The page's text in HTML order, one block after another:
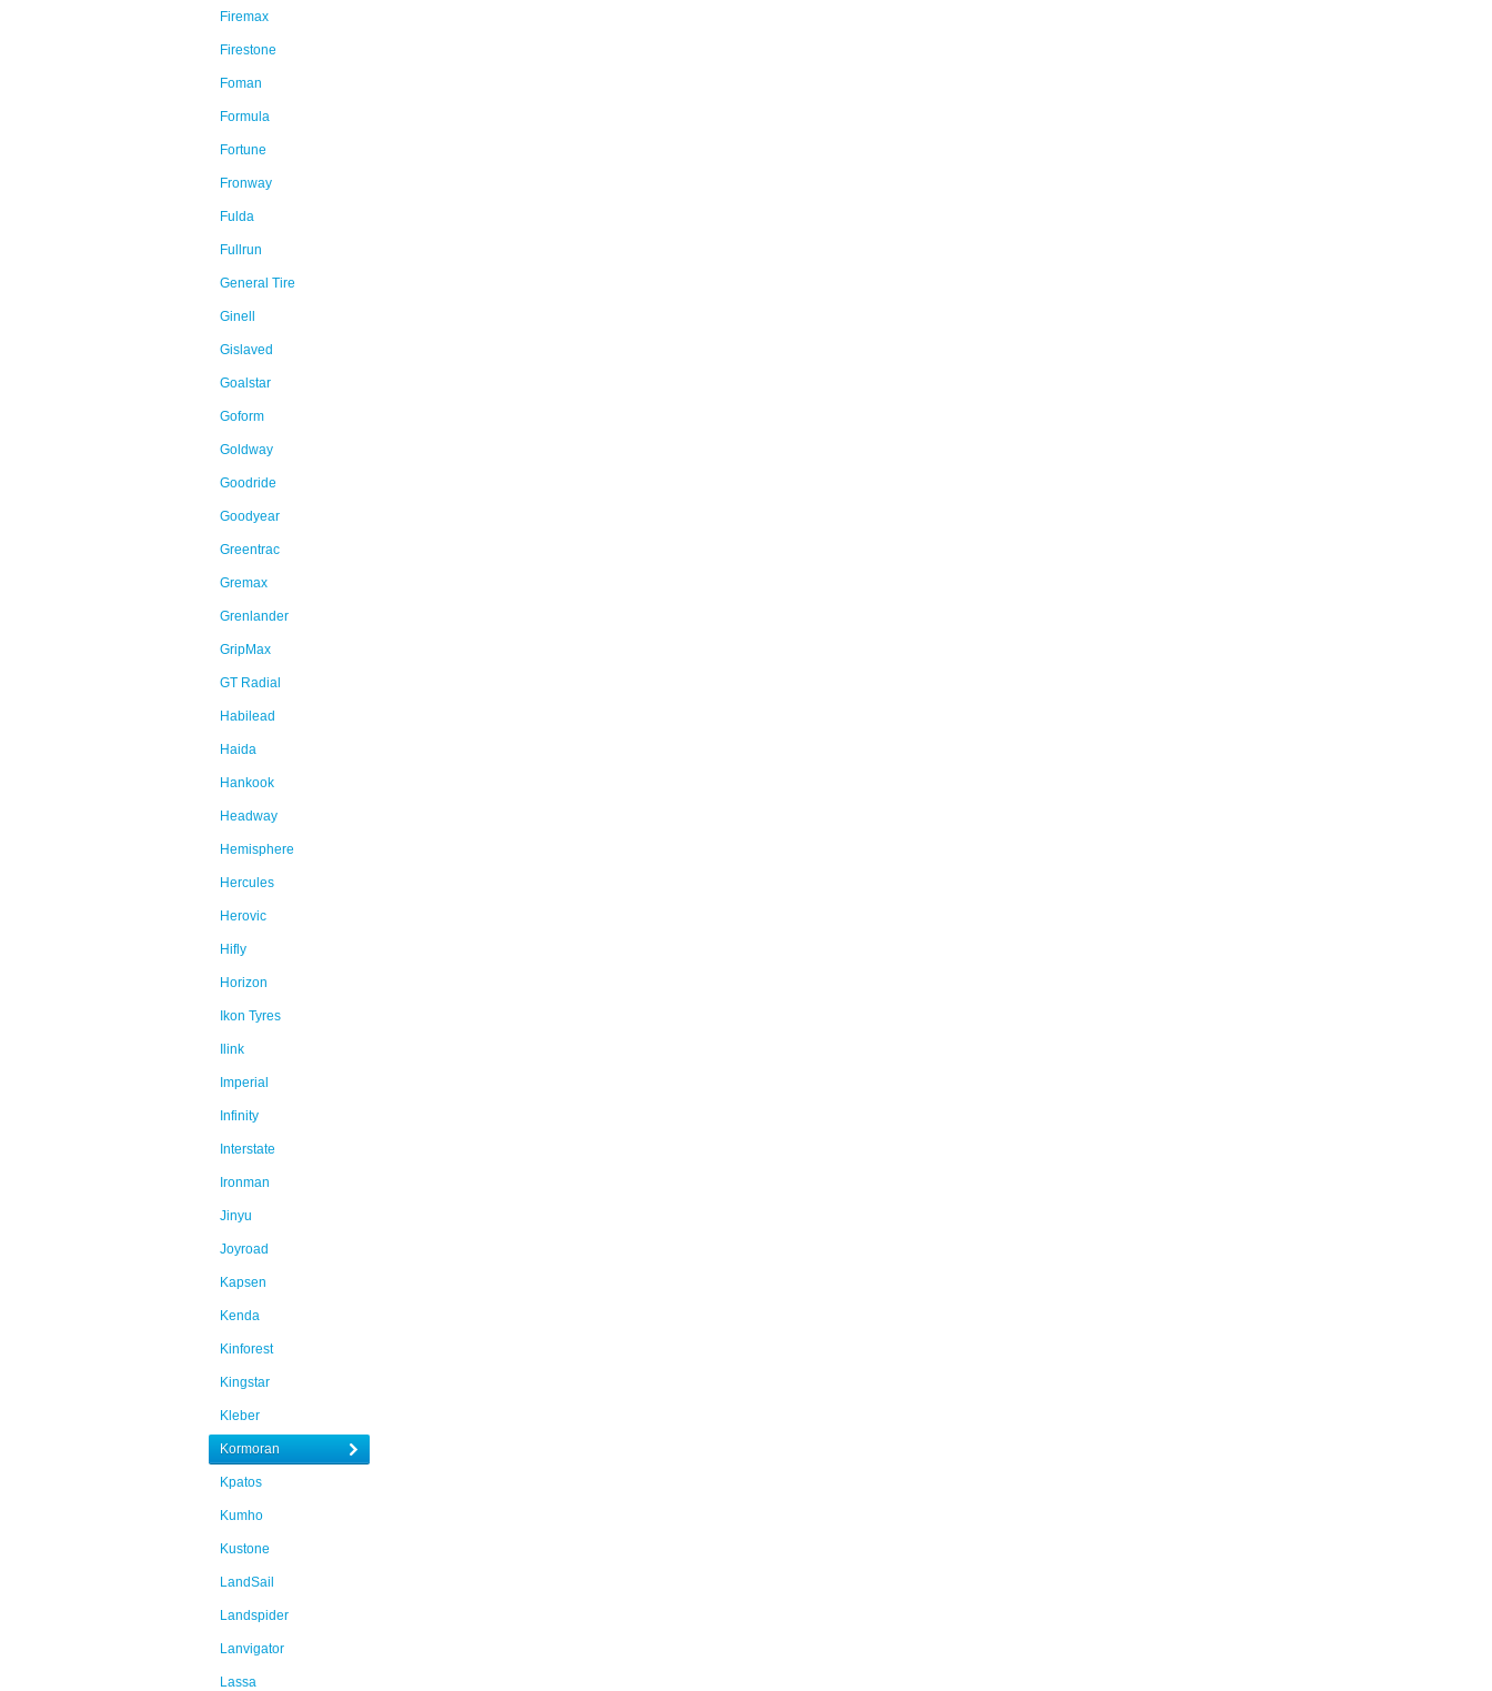
Firemax
Firestone
Foman
Formula
Fortune
Fronway
Fulda
Fullrun
General Tire
Ginell
Gislaved
Goalstar
Goform
Goldway
Goodride
Goodyear
Greentrac
Gremax
Grenlander
GripMax
GT Radial
Habilead
Haida
Hankook
Headway
Hemisphere
Hercules
Herovic
Hifly
Horizon
Ikon Tyres
Ilink
Imperial
Infinity
Interstate
Ironman
Jinyu
Joyroad
Kapsen
Kenda
Kinforest
Kingstar
Kleber
Kormoran
Kpatos
Kumho
Kustone
LandSail
Landspider
Lanvigator
Lassa